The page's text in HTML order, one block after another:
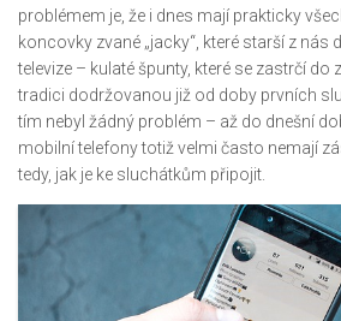
problémem je, že i dnes mají prakticky
koncovky zvané „jacky“, které starší z nás
televize – kulaté špunty, které se zastrčí do
tradici dodržovanou již od doby prvních
tím nebyl žádný problém – až do dnešní
mobilní telefony totiž velmi často nemají
tedy, jak je ke sluchátkům připojit.